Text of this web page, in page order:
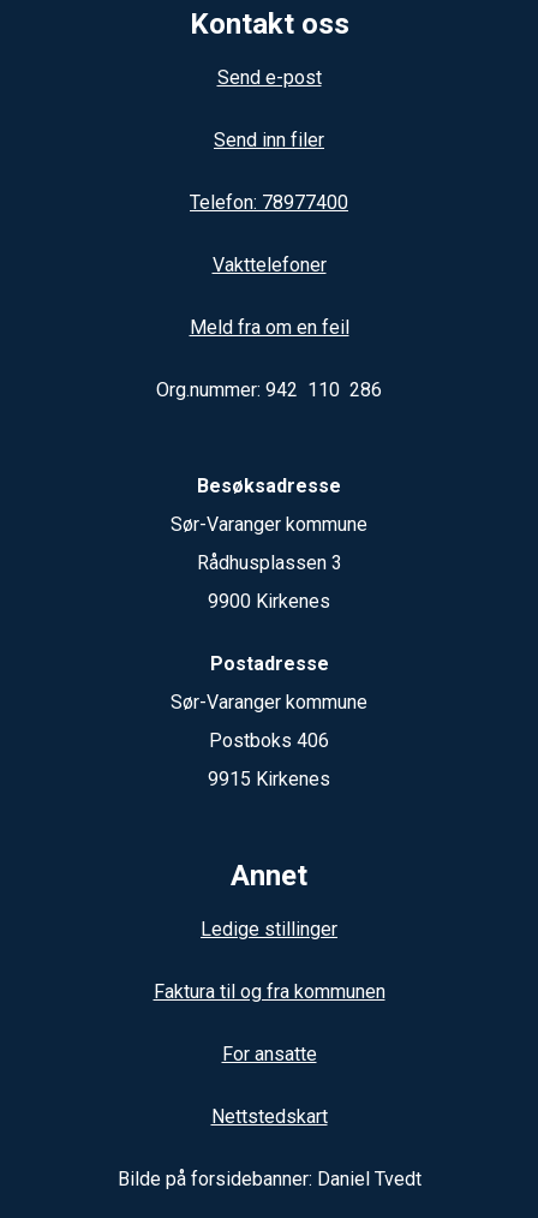
Kontakt oss
Send e-post
Send inn filer
Telefon: 78977400
Vakttelefoner
Meld fra om en feil
Org.nummer: 942 110 286
Besøksadresse
Sør-Varanger kommune
Rådhusplassen 3
9900 Kirkenes
Postadresse
Sør-Varanger kommune
Postboks 406
9915 Kirkenes
Annet
Ledige stillinger
Faktura til og fra kommunen
For ansatte
Nettstedskart
Bilde på forsidebanner: Daniel Tvedt